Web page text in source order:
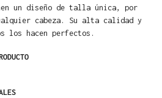
un diseño de talla única, por
cabeza. Su alta calidad y
los hacen perfectos.